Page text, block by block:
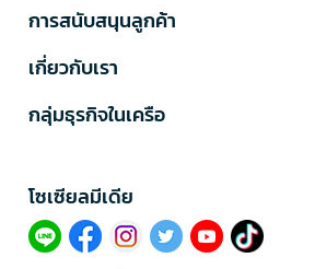
การสนับสนุนลูกค้า
เกี่ยวกับเรา
กลุ่มธุรกิจในเครือ
โซเซียลมีเดีย​